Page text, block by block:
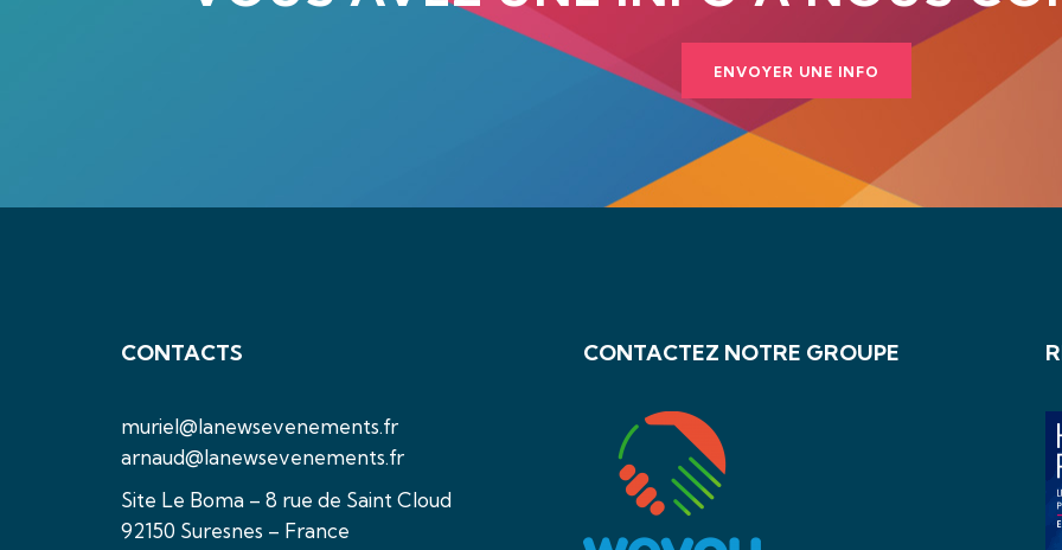
ENVOYER UNE INFO
CONTACTS
muriel@lanewsevenements.fr
arnaud@lanewsevenements.fr
Site Le Boma – 8 rue de Saint Cloud
92150 Suresnes – France
CONTACTEZ NOTRE GROUPE